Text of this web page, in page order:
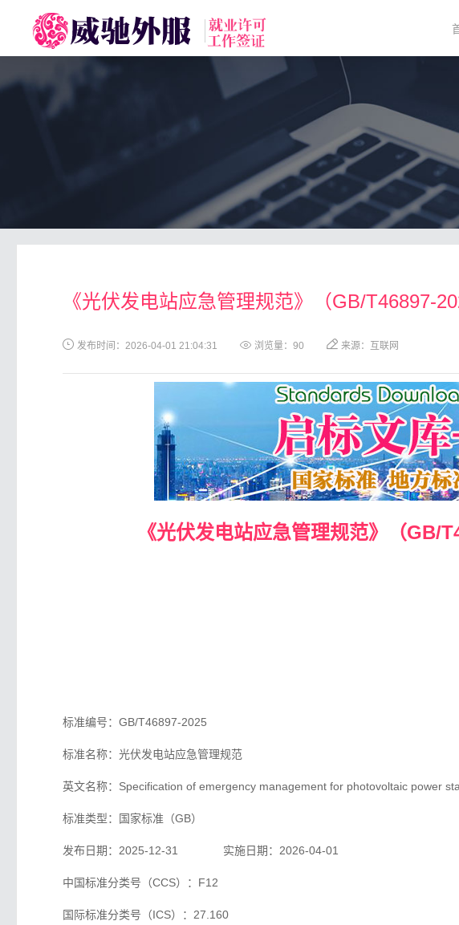
toggle
navigation
《光伏发电站应急管理规范》（GB/T46897-
发布时间：2026-04-01 21:04:31 浏览量：90 来源：互联网
《光伏发电站应急管理规范》（GB/
标准编号：GB/T46897-2025
标准名称：光伏发电站应急管理规范
英文名称：Specification of emergency management for photovoltaic power
标准类型：国家标准（GB）
发布日期：2025-12-31 实施日期：2026-04-01
中国标准分类号（CCS）：F12
国际标准分类号（ICS）：27.160